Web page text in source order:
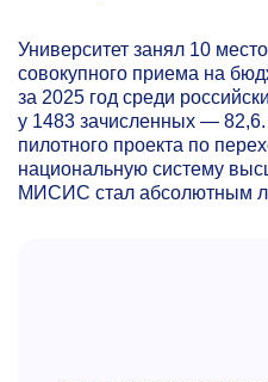
Университет занял 10
совокупного приема на
за 2025 год среди
у 1483 зачисленных —
пилотного проекта по
национальную систему
МИСИС стал абсолютным